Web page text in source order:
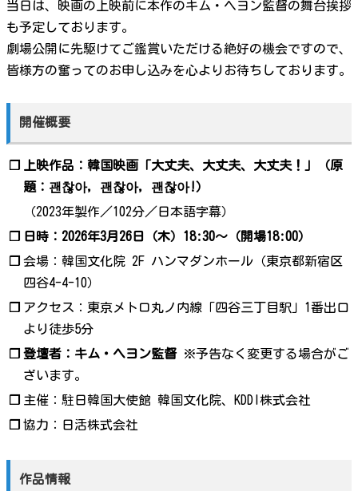
当日は、映画の上映前に本作のキム・ヘヨン監督の舞台挨拶
も予定しております。
劇場公開に先駆けてご鑑賞いただける絶好の機会ですので、
皆様方の奮ってのお申し込みを心よりお待ちしております。
開催概要
❐
上映作品：韓国映画「大丈夫、大丈夫、大丈夫！」（原
題：괜찮아, 괜찮아, 괜찮아!）
（2023年製作／102分／日本語字幕）
❐
日時：2026年3月26日（木）18:30～（開場18:00）
❐ 会場：韓国文化院 2F ハンマダンホール（東京都新宿区
四谷4-4-10）
❐ アクセス：東京メトロ丸ノ内線「四谷三丁目駅」1番出口
より徒歩5分
❐ 登壇者：キム・ヘヨン監督※予告なく変更する場合がご
ざいます。
❐ 主催：駐日韓国大使館 韓国文化院、KDDI株式会社
❐ 協力：日活株式会社
作品情報